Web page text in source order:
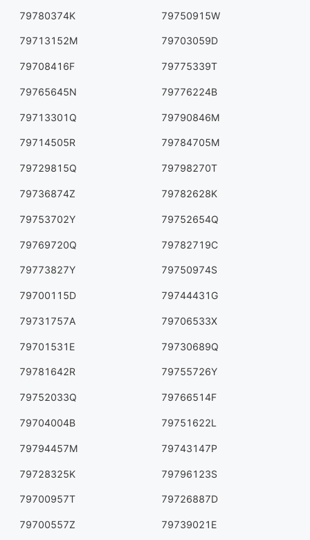
79780374K 79750915W
79713152M 79703059D
79708416F 79775339T
79765645N 79776224B
79713301Q 79790846M
79714505R 79784705M
79729815Q 79798270T
79736874Z 79782628K
79753702Y 79752654Q
79769720Q 79782719C
79773827Y 79750974S
79700115D 79744431G
79731757A 79706533X
79701531E 79730689Q
79781642R 79755726Y
79752033Q 79766514F
79704004B 79751622L
79794457M 79743147P
79728325K 79796123S
79700957T 79726887D
79700557Z 79739021E